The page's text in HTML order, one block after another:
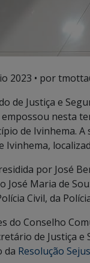
2023 • por
de Justiça e
nesta
de Ivinhema.
Ivinhema,
por José
José Maria de
Civil, da
do Conselho
de Justiça
da Resolução